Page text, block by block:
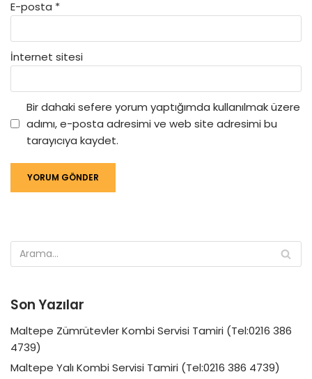
E-posta *
İnternet sitesi
Bir dahaki sefere yorum yaptığımda kullanılmak üzere
adımı, e-posta adresimi ve web site adresimi bu
tarayıcıya kaydet.
Son Yazılar
Maltepe Zümrütevler Kombi Servisi Tamiri (Tel:0216 386
4739)
Maltepe Yalı Kombi Servisi Tamiri (Tel:0216 386 4739)